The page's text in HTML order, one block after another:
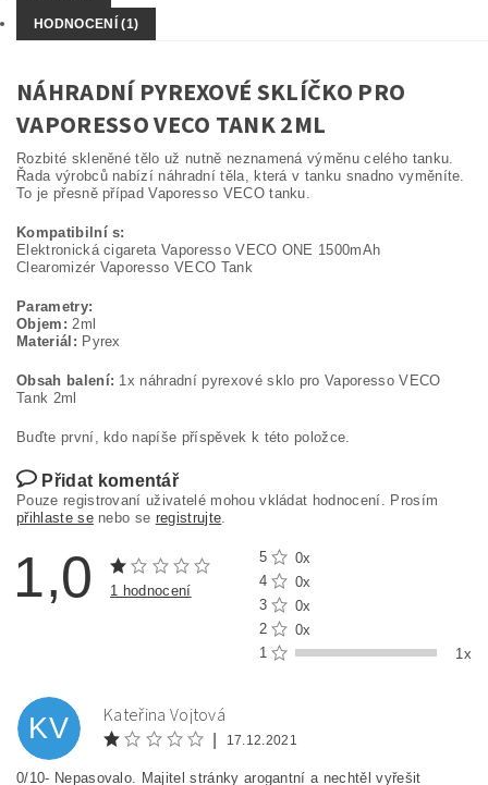
HODNOCENÍ (1)
NÁHRADNÍ PYREXOVÉ SKLÍČKO PRO
VAPORESSO VECO TANK 2ML
Rozbité skleněné tělo už nutně neznamená výměnu celého tanku.
Řada výrobců nabízí náhradní těla, která v tanku snadno vyměníte.
To je přesně případ Vaporesso VECO tanku.
Kompatibilní s:
Elektronická cigareta Vaporesso VECO ONE 1500mAh
Clearomizér Vaporesso VECO Tank
Parametry:
Objem: 2ml
Materiál: Pyrex
Obsah balení: 1x náhradní pyrexové sklo pro Vaporesso VECO
Tank 2ml
Buďte první, kdo napíše příspěvek k této položce.
Přidat komentář
Pouze registrovaní uživatelé mohou vkládat hodnocení. Prosím
přihlaste senebo se registrujte.
1,0 1 hodnocení
5
0x
4
0x
3
0x
2
0x
1
1x
KV Kateřina Vojtová
17.12.2021
0/10- Nepasovalo. Majitel stránky arogantní a nechtěl vyřešit